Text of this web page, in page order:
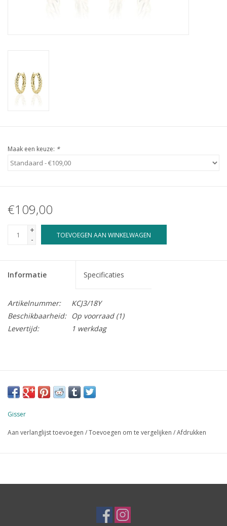
Maak een keuze: *
€109,00
+
-
TOEVOEGEN AAN WINKELWAGEN
Informatie Specificaties
Artikelnummer:
KCJ3/18Y
Beschikbaarheid:
Op voorraad(1)
Levertijd:
1 werkdag
Gisser
Aan verlanglijst toevoegen /Toevoegen om te vergelijken /Afdrukken